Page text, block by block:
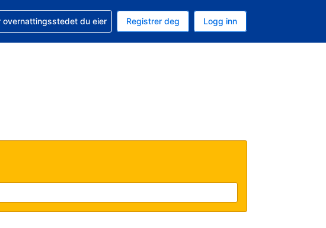
krone som valuta
Norsk som språk
bookingen din
overnattingsstedet du eier Registrer deg Logg inn